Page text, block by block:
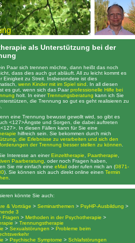
als Unterstützung bei der
Paar sich trennen möchte, dann heißt das noch
dass dies auch gut abläuft. All zu leicht kommt es
Einigkeit zu Streit. Insbesondere ist dies
wenn Kinder mit im Spiel sind . In all diesen
es gut, wenn sich das Paarprofessionelle Hilfe bei
holt. In einerTrennungsberatung kann ich Sie
die Trennung so gut es geht realisieren zu
eine Trennung bewusst gewollt wird, so gibt es
<127>Ängste und Sorgen, die dabei auftreten
In diesen Fällen kann für Sie eine
hilfreich sein. Sie bekommen durch mich
die Erlebnisse zu verarbeiten und sich den
der Trennung besser stellen zu können.
Interesse an einerEinzeltherapie Paartherapie
Paarberatung , oder noch Fragen haben,
Sie mir einfach eine eMail oder rufen mich an (0871-
). Sie können sich auch direkt online einen Termin
könnte Sie auch:
& Vorträge > Seminarthemen > PsyHP-Ausbildung >
3
Fragen > Methoden in der Psychotherapie >
> Trennungstherapie
> Sexualstörungen > Probleme beim
> Psychische Symptome > Schlafstörungen